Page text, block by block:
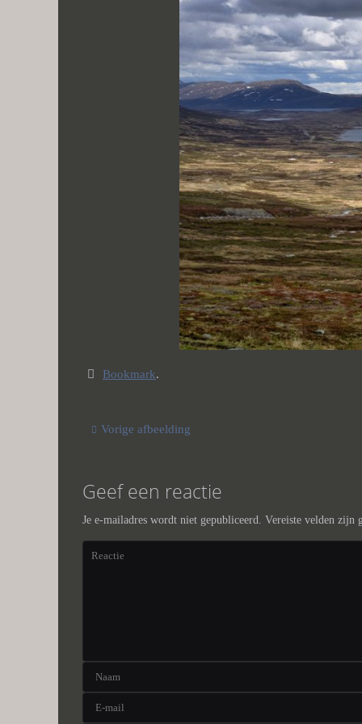
Bookmark.
Vorige afbeelding
Geef een reactie
Je e-mailadres wordt niet gepubliceerd. Vereiste velden zijn